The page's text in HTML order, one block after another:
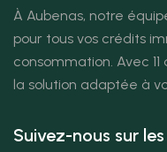
À Aubenas, notre
pour tous vos crédits
consommation. Avec
la solution adaptée à
Suivez-nous sur